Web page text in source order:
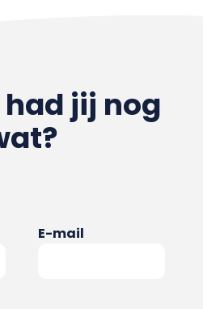
had jij nog
E-mail